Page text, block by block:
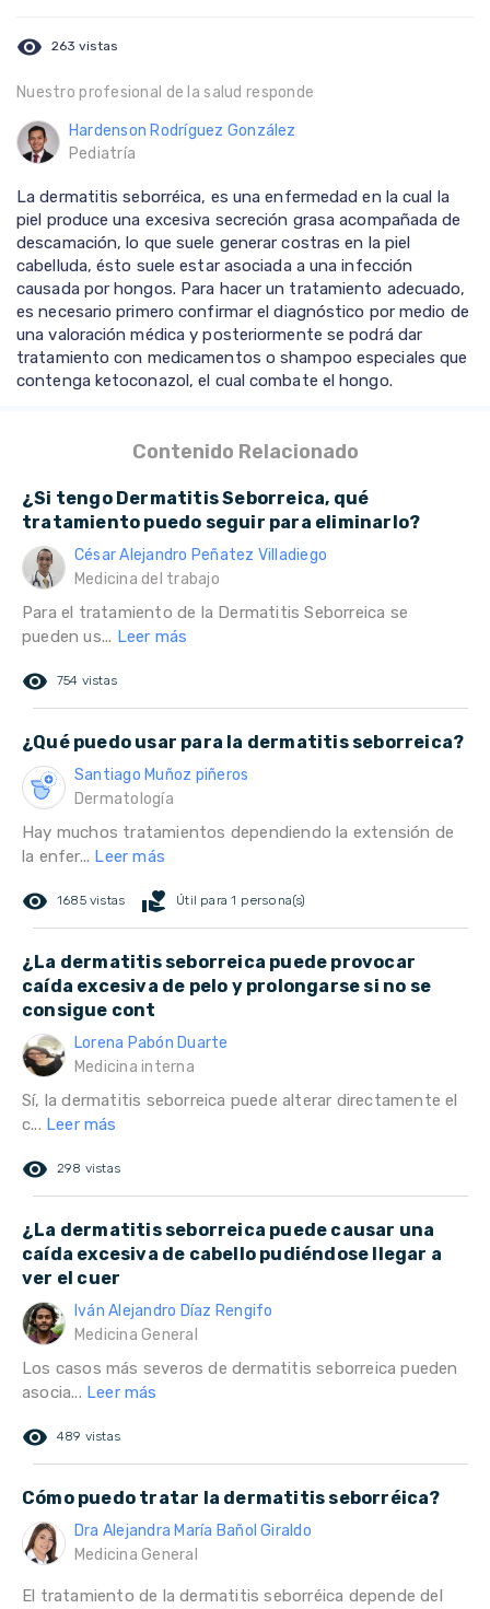
visibility 263 vistas
Nuestro profesional de la salud responde
Hardenson Rodríguez González
Pediatría
La dermatitis seborréica, es una enfermedad en la cual la
piel produce una excesiva secreción grasa acompañada de
descamación, lo que suele generar costras en la piel
cabelluda, ésto suele estar asociada a una infección
causada por hongos. Para hacer un tratamiento adecuado,
es necesario primero confirmar el diagnóstico por medio de
una valoración médica y posteriormente se podrá dar
tratamiento con medicamentos o shampoo especiales que
contenga ketoconazol, el cual combate el hongo.
Contenido Relacionado
¿Si tengo Dermatitis Seborreica, qué
tratamiento puedo seguir para eliminarlo?
César Alejandro Peñatez Villadiego
Medicina del trabajo
Para el tratamiento de la Dermatitis Seborreica se
pueden us... Leer más
remove_red_eye 754 vistas
¿Qué puedo usar para la dermatitis seborreica?
Santiago Muñoz piñeros
Dermatología
Hay muchos tratamientos dependiendo la extensión de
la enfer... Leer más
remove_red_eye 1685 vistas volunteer_activism Útil para 1 persona(s)
¿La dermatitis seborreica puede provocar
caída excesiva de pelo y prolongarse si no se
consigue cont
Lorena Pabón Duarte
Medicina interna
Sí, la dermatitis seborreica puede alterar directamente el
c... Leer más
remove_red_eye 298 vistas
¿La dermatitis seborreica puede causar una
caída excesiva de cabello pudiéndose llegar a
ver el cuer
Iván Alejandro Díaz Rengifo
Medicina General
Los casos más severos de dermatitis seborreica pueden
asocia... Leer más
remove_red_eye 489 vistas
Cómo puedo tratar la dermatitis seborréica?
Dra Alejandra María Bañol Giraldo
Medicina General
El tratamiento de la dermatitis seborréica depende del